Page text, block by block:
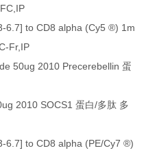
6.7] to CD8 alpha (Cy5 ®) 1m
Fr,IP
50ug 2010 Precerebellin 蛋
2010 SOCS1 蛋白/多肽 多
6.7] to CD8 alpha (PE/Cy7 ®)